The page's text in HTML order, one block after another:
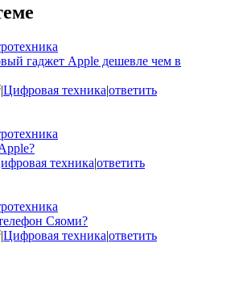
гаджет Apple дешевле чем в
|Цифровая техника|ответить
техника|ответить
Сяоми?
|Цифровая техника|ответить